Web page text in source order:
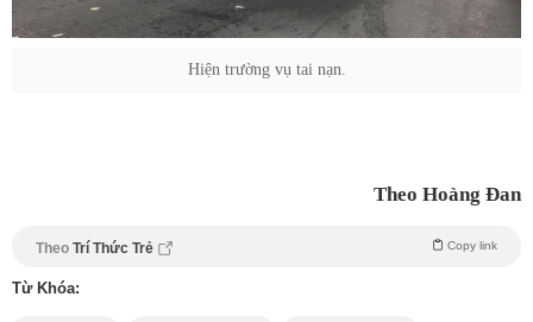
Hiện trường vụ tai nạn.
Theo Hoàng Đan
Theo Trí Thức Trẻ Copy link
Từ Khóa: